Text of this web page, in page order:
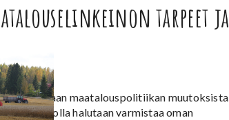
tarpeet ja
maatalouspolitiikan muutoksista.
jolla halutaan varmistaa oman